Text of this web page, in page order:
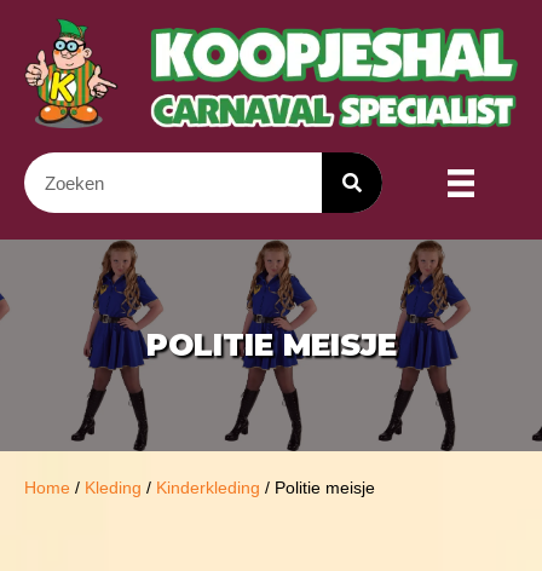
POLITIE MEISJE
Home / Kleding / Kinderkleding / Politie meisje